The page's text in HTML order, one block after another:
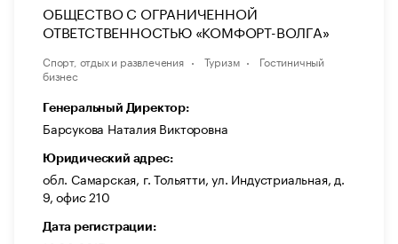
ОБЩЕСТВО С ОГРАНИЧЕННОЙ
ОТВЕТСТВЕННОСТЬЮ «КОМФОРТ-ВОЛГА»
Спорт, отдых и развлечения Туризм
Гостиничный
бизнес
Генеральный Директор:
Барсукова Наталия Викторовна
Юридический адрес:
обл. Самарская, г. Тольятти, ул. Индустриальная, д.
9, офис 210
Дата регистрации: